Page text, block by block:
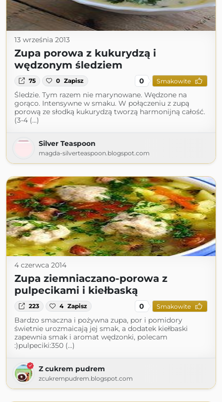
13 września 2013
Zupa porowa z kukurydzą i
wędzonym śledziem
75 0 Zapisz 0 Smakowite
Śledzie. Tym razem nie marynowane. Wędzone na
gorąco. Intensywne w smaku. W połączeniu z zupą
porową ze słodką kukurydzą tworzą harmonijną całość.
(3-4 (...)
Silver Teaspoon
magda-silverteaspoon.blogspot.com
4 czerwca 2014
Zupa ziemniaczano-porowa z
pulpecikami i kiełbaską
223 4 Zapisz 0 Smakowite
Bardzo smaczna i pożywna zupa, por i pomidory
świetnie urozmaicają jej smak, a dodatek kiełbaski
zapewnia smak i aromat wędzonki, polecam
:)pulpeciki:350 (...)
Z cukrem pudrem
zcukrempudrem.blogspot.com